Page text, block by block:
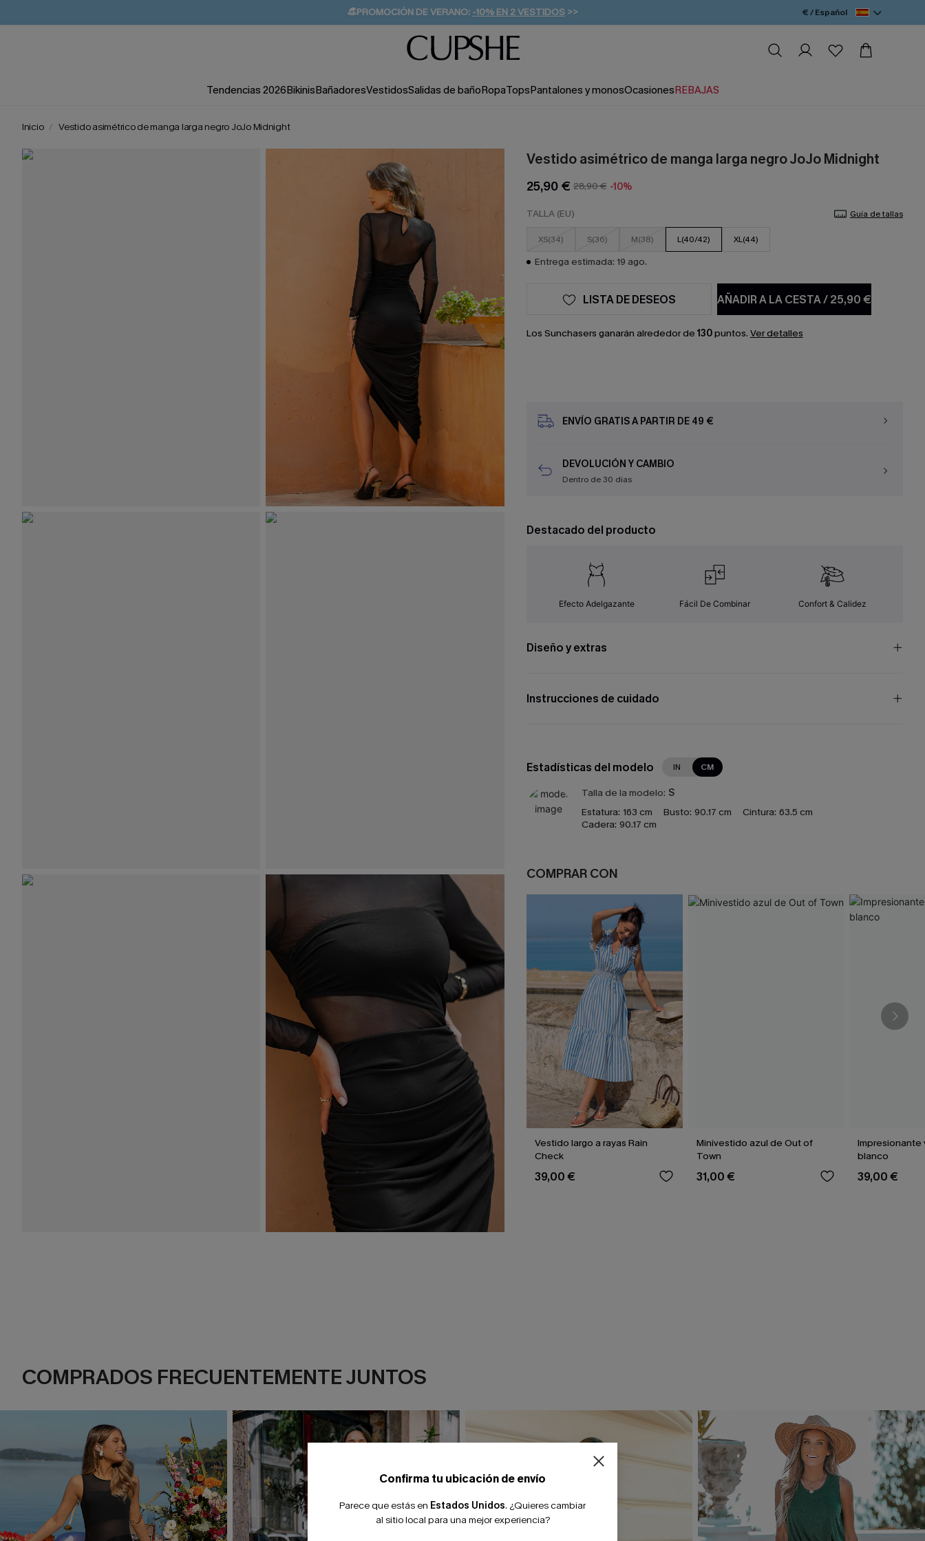
👒PROMOCIÓN DE VERANO: -10% EN 2 VESTIDOS >>
💌¡SUSCRIBIRSE & GANAR -10% EXTRA!
🚚ENVÍO GRATUITO A PARTIR DE 49 € >>
€ / Español
Tendencias 2026BikinisBañadoresVestidosSalidas de bañoRopaTopsPantalones y monosOcasionesREBAJAS
Inicio Vestido asimétrico de manga larga negro JoJo Midnight
Vestido asimétrico de manga larga negro JoJo Midnight
25,90 € 28,90 € -10%
TALLA (EU) Guía de tallas
XS(34) S(36) M(38) L(40/42) XL(44)
Entrega estimada: 19 ago.
AÑADIR A LA CESTA/25,90 €
LISTA DE DESEOS
Los Sunchasers ganarán alrededor de 130puntos. Ver detalles
ENVÍO GRATIS A PARTIR DE 49 €
DEVOLUCIÓN Y CAMBIO
Dentro de 30 días
Destacado del producto
Efecto Adelgazante Fácil De Combinar Confort & Calidez
Diseño y extras
Instrucciones de cuidado
Estadísticas del modelo IN CM
Talla de la modelo: S
Estatura: 163 cm Busto: 90.17 cm Cintura: 63.5 cm
Cadera: 90.17 cm
COMPRAR CON
Vestido largo a rayas Rain
Check
39,00 €
Minivestido azul de Out of
Town
31,00 €
blanco
39,00 €
COMPRADOS FRECUENTEMENTE JUNTOS
Confirma tu ubicación de envío
Parece que estás en Estados Unidos. ¿Quieres cambiar
al sitio local para una mejor experiencia?
-10% extra sin compra mínima